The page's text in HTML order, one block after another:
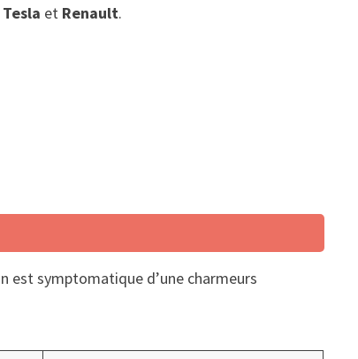
Tesla et Renault.
est symptomatique d’une charmeurs